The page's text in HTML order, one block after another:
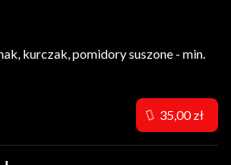
kurczak, pomidory suszone - min.